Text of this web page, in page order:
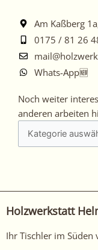
Am Kaßberg
0175 / 81 26
Whats-App🆕
Noch weiter
anderen arbeiten
Noch
weiter
interessiert?
Schauen
arbeiten
an!
Holzwerkstatt
Ihr Tischler im Süden